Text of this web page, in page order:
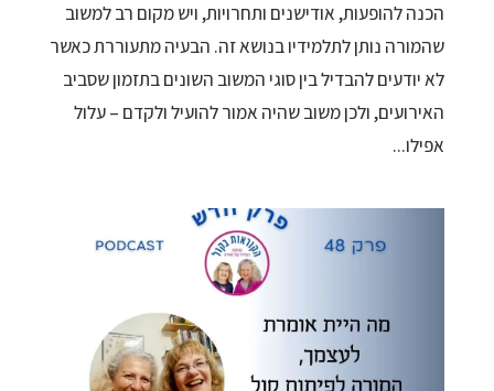
הכנה להופעות, אודישנים ותחרויות, ויש מקום רב למשוב
שהמורה נותן לתלמידיו בנושא זה. הבעיה מתעוררת כאשר
לא יודעים להבדיל בין סוגי המשוב השונים בתזמון שסביב
האירועים, ולכן משוב שהיה אמור להועיל ולקדם – עלול
אפילו...